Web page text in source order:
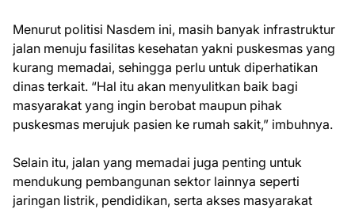
Menurut politisi Nasdem ini, masih banyak infrastruktur
jalan menuju fasilitas kesehatan yakni puskesmas yang
kurang memadai, sehingga perlu untuk diperhatikan
dinas terkait. “Hal itu akan menyulitkan baik bagi
masyarakat yang ingin berobat maupun pihak
puskesmas merujuk pasien ke rumah sakit,” imbuhnya.
Selain itu, jalan yang memadai juga penting untuk
mendukung pembangunan sektor lainnya seperti
jaringan listrik, pendidikan, serta akses masyarakat